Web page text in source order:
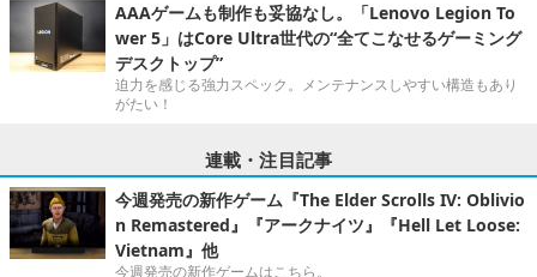
AAAゲームも制作も妥協なし。「Lenovo Legion To
wer 5」はCore Ultra世代の“全てこなせるゲーミング
デスクトップ”
迫力を感じる強力スペック。メンテナンスしやすい構造もあり
がたい！
連載・注目記事
今週発売の新作ゲーム『The Elder Scrolls IV: Oblivio
n Remastered』『アークナイツ』『Hell Let Loose:
Vietnam』他
今週発売の新作ゲームはこちら。